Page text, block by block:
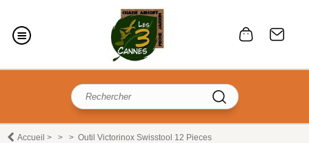
Accueil > > > Outil Victorinox Swisstool 12 Pieces